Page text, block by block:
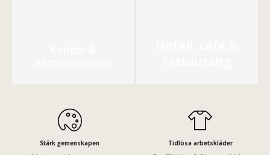
Stärk gemenskapen Tidlösa arbetskläder